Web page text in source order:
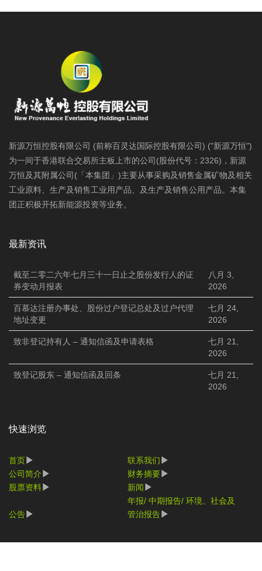
新源万恒控股有限公司 (前称百灵达国际控股有限公司) ("新源万恒")
为一间于香港联合交易所主板上市的公司(股份代号：2326)，新源
万恒及其附属公司(「本集团」)主要从事采购及销售金属矿物及相关
工业原料、生产及销售工业用产品、及生产及销售公用产品。本集
团正积极开拓新能源投资等业务。
最新资讯
截至二零二六年七月三十一日止之股份发行人的证
券变动月报表
八月 3,
2026
百慕达注册办事处、股份过户登记总处及过户代理
地址变更
七月 24,
2026
致非登记持有人 – 通知信函及申请表格
七月 21,
2026
致登记股东 – 通知信函及回条
七月 21,
2026
快速浏览
首页
联系我们
公司简介
财务摘要
股票资料
新闻
公告
年报/ 中期报告/ 环境、社会及
管治报告